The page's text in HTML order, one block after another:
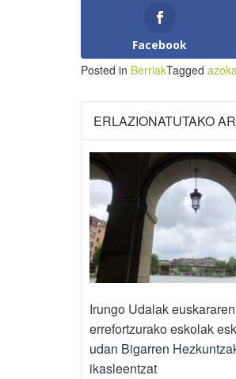
Facebook
Posted in BerriakTagged
ERLAZIONATUTAKO
Irungo Udalak euskararen
errefortzurako eskolak
udan Bigarren
ikasleentzat